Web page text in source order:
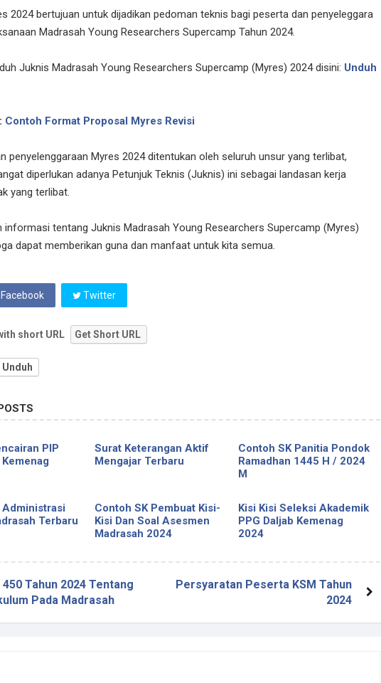
2024 bertujuan untuk dijadikan pedoman teknis bagi peserta dan penyeleggara
Madrasah Young Researchers Supercamp Tahun 2024.
Juknis Madrasah Young Researchers Supercamp (Myres) 2024 disini: Unduh
Contoh Format Proposal Myres Revisi
penyelenggaraan Myres 2024 ditentukan oleh seluruh unsur yang terlibat,
diperlukan adanya Petunjuk Teknis (Juknis) ini sebagai landasan kerja
yang terlibat.
informasi tentang Juknis Madrasah Young Researchers Supercamp (Myres)
dapat memberikan guna dan manfaat untuk kita semua.
Twitter
short URL Get Short URL
Unduh
PIP
Surat Keterangan Aktif
Mengajar Terbaru
Contoh SK Panitia Pondok
Ramadhan 1445 H / 2024
M
Administrasi
Terbaru
Contoh SK Pembuat Kisi-
Kisi Dan Soal Asesmen
Madrasah 2024
Kisi Kisi Seleksi Akademik
PPG Daljab Kemenag
2024
450 Tahun 2024 Tentang
Pada Madrasah
Persyaratan Peserta KSM Tahun
2024